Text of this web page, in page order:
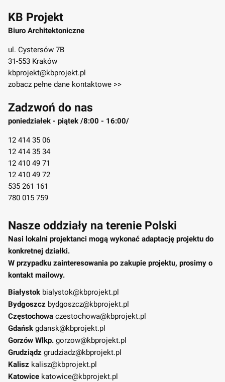
KB Projekt
Biuro Architektoniczne
ul. Cystersów 7B
31-553 Kraków
kbprojekt@kbprojekt.pl
zobacz pełne dane kontaktowe >>
Zadzwoń do nas
poniedziałek - piątek /8:00 - 16:00/
12 414 35 06
12 414 35 34
12 410 49 71
12 410 49 72
535 261 161
780 015 759
Nasze oddziały na terenie Polski
Nasi lokalni projektanci mogą wykonać adaptację projektu do
konkretnej działki.
W przypadku zainteresowania po zakupie projektu, prosimy o
kontakt mailowy.
Białystok bialystok@kbprojekt.pl
Bydgoszcz bydgoszcz@kbprojekt.pl
Częstochowa czestochowa@kbprojekt.pl
Gdańsk gdansk@kbprojekt.pl
Gorzów Wlkp. gorzow@kbprojekt.pl
Grudziądz grudziadz@kbprojekt.pl
Kalisz kalisz@kbprojekt.pl
Katowice katowice@kbprojekt.pl